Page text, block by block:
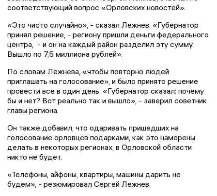
соответствующий вопрос «Орловских новостей».
«Это чисто случайно», - сказал Лежнев. «Губернатор
принял решение, - региону пришли деньги федерального
центра, - и он на каждый район разделил эту сумму.
Вышло по 7,5 миллиона рублей».
По словам Лежнева, «чтобы повторно людей
приглашать на голосование», и было принято решение
провести все в один день. «Губернатор сказал: почему
бы и нет? Вот реально так и вышло», - заверил советник
главы региона.
Он также добавил, что одаривать пришедших на
голосование орловцев подарками, как это намерены
делать в некоторых регионах, в Орловской области
никто не будет.
«Телефоны, айфоны, квартиры, машины дарить не
будем», - резюмировал Сергей Лежнев.